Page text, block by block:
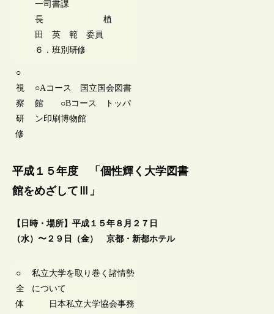
一司書課
長 植
田 英 範 委員
６．班別研修
○
視
察
研
修
○Aコース 国立国会図書
館 ○Bコース トッパ
ン印刷博物館
平成１５年度 「個性輝く大学図書
館をめざしてⅢ」
【日時・場所】平成１５年８月２７日
（水）〜２９日（金） 京都・新都ホテル
○
全
体
私立大学を取り巻く諸情勢
について
日本私立大学協会事務